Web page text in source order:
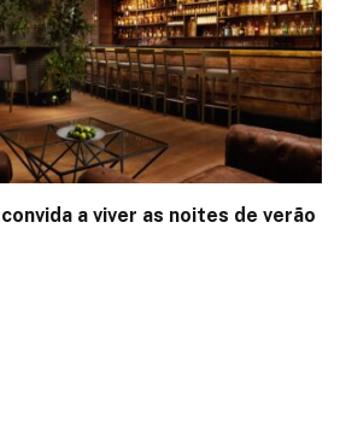
a viver as noites de verão